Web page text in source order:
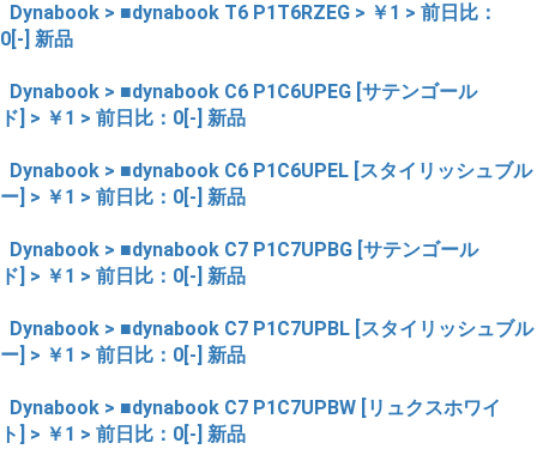
Dynabook > ■dynabook T6 P1T6RZEG > ￥1 > 前日比：
0[-] 新品
Dynabook > ■dynabook C6 P1C6UPEG [サテンゴール
ド] > ￥1 > 前日比：0[-] 新品
Dynabook > ■dynabook C6 P1C6UPEL [スタイリッシュブル
ー] > ￥1 > 前日比：0[-] 新品
Dynabook > ■dynabook C7 P1C7UPBG [サテンゴール
ド] > ￥1 > 前日比：0[-] 新品
Dynabook > ■dynabook C7 P1C7UPBL [スタイリッシュブル
ー] > ￥1 > 前日比：0[-] 新品
Dynabook > ■dynabook C7 P1C7UPBW [リュクスホワイ
ト] > ￥1 > 前日比：0[-] 新品